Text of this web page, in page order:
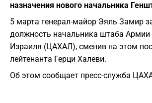
назначения нового начальника
5 марта генерал-майор Эяль Замир
должность начальника штаба
Израиля (ЦАХАЛ), сменив на этом
лейтенанта Герци Халеви.
Об этом сообщает пресс-служба